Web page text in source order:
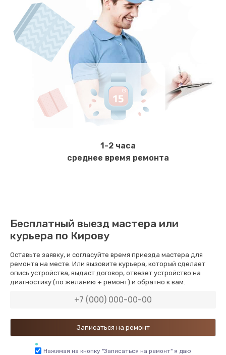
1-2 часа
среднее время ремонта
Бесплатный выезд мастера или
курьера по Кирову
Оставьте заявку, и согласуйте время приезда мастера для
ремонта на месте. Или вызовите курьера, который сделает
опись устройства, выдаст договор, отвезет устройство на
диагностику (по желанию + ремонт) и обратно к вам.
Нажимая на кнопку "Записаться на ремонт" я даю